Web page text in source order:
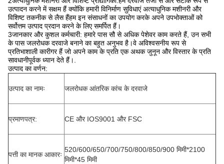
उत्पादन करने में सक्षम हैं क्योंकि हमारी विनिर्माण सुविधाएं अत्याधुनिक मशीनरी और
विशिष्ट तकनीक से लैस हैंहम इन संसाधनों का उपयोग करके अपने उपभोक्ताओं को
सर्वोत्तम उत्पाद प्रदान करने के लिए समर्पित हैं।
3जानकार और कुशल कर्मचारी: हमारे पास सौ से अधिक पेशेवर काम करते हैं, उन सभी
के पास जलरोधक दरवाजे बनाने का बहुत अनुभव है।वे अविश्वसनीय रूप से
प्रतिभाशाली कारीगर हैं जो अपने काम के प्रति एक अथक जुनून और विस्तार के प्रति
सावधानीपूर्वक ध्यान देते हैं।.
उत्पाद का वर्णन:
उत्पाद का नामः जलरोधक आंतरिक कांच के दरवाजे
प्रमाणपत्र: CE और IOS9001 और FSC
पत्ती का मानक आकारः
520/600/650/700/750/800/850/900 मिमी*2100
मिमी*45 मिमी